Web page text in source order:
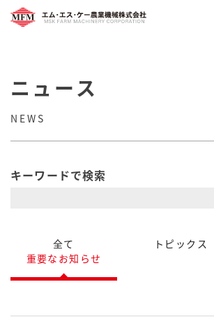
ニュース
NEWS
キーワードで検索
全て トピックス
重要なお知らせ